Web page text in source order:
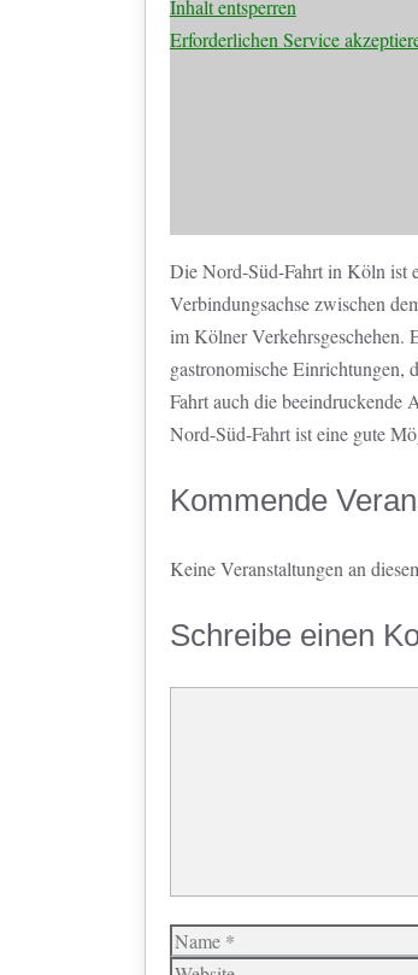
Inhalt entsperren
Erforderlichen Service
Die Nord-Süd-Fahrt in Köln ist
Verbindungsachse zwischen
im Kölner Verkehrsgeschehen.
gastronomische Einrichtungen,
Fahrt auch die beeindruckende
Nord-Süd-Fahrt ist eine gute
Kommende
Keine Veranstaltungen an
Schreibe einen
Name